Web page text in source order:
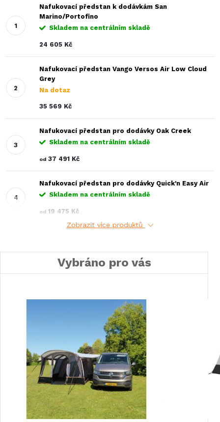
Nafukovací předstan k dodávkám San
Marino/Portofino
Skladem na centrálním skladě
24 605 Kč
Nafukovací předstan Vango Versos Air Low Cloud
Grey
Na dotaz
35 569 Kč
Nafukovací předstan pro dodávky Oak Creek
Skladem na centrálním skladě
od 37 491 Kč
Nafukovací předstan pro dodávky Quick'n Easy Air
Skladem na centrálním skladě
od 19 475 Kč
Zobrazit více produktů
Vybráno pro vás